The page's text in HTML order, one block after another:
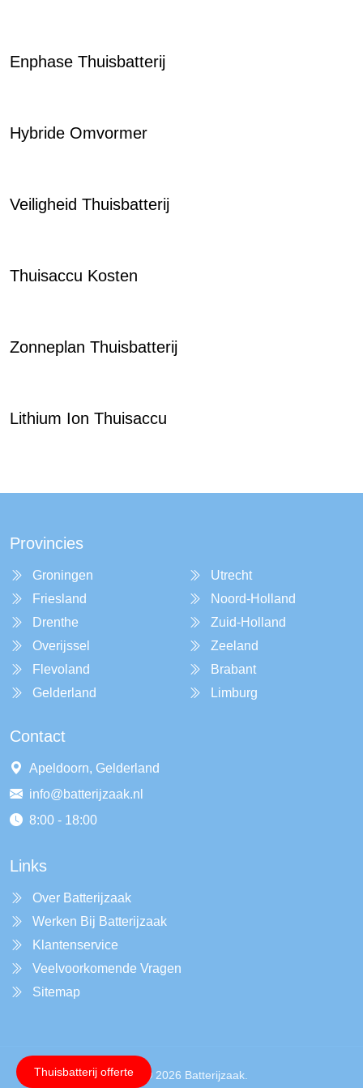
Enphase Thuisbatterij
Hybride Omvormer
Veiligheid Thuisbatterij
Thuisaccu Kosten
Zonneplan Thuisbatterij
Lithium Ion Thuisaccu
Provincies
Groningen
Friesland
Drenthe
Overijssel
Flevoland
Gelderland
Utrecht
Noord-Holland
Zuid-Holland
Zeeland
Brabant
Limburg
Contact
Apeldoorn, Gelderland
info@batterijzaak.nl
8:00 - 18:00
Links
Over Batterijzaak
Werken Bij Batterijzaak
Klantenservice
Veelvoorkomende Vragen
Sitemap
Copyright © 2026 Batterijzaak.
Thuisbatterij offerte